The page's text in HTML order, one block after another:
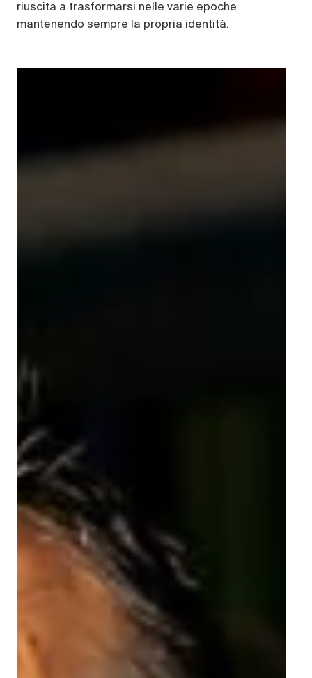
riuscita a trasformarsi nelle varie epoche
mantenendo sempre la propria identità.